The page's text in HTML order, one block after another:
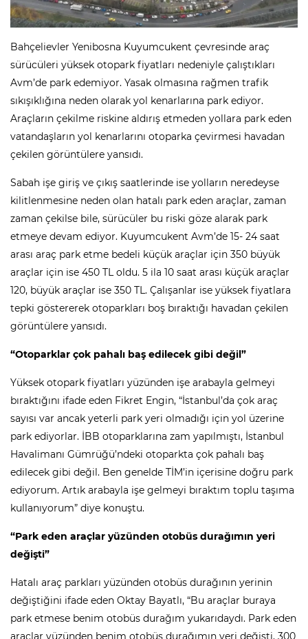
Bahçelievler Yenibosna Kuyumcukent çevresinde araç
sürücüleri yüksek otopark fiyatları nedeniyle çalıştıkları
Avm’de park edemiyor. Yasak olmasına rağmen trafik
sıkışıklığına neden olarak yol kenarlarına park ediyor.
Araçların çekilme riskine aldırış etmeden yollara park eden
vatandaşların yol kenarlarını otoparka çevirmesi havadan
çekilen görüntülere yansıdı.
Sabah işe giriş ve çıkış saatlerinde ise yolların neredeyse
kilitlenmesine neden olan hatalı park eden araçlar, zaman
zaman çekilse bile, sürücüler bu riski göze alarak park
etmeye devam ediyor. Kuyumcukent Avm’de 15- 24 saat
arası araç park etme bedeli küçük araçlar için 350 büyük
araçlar için ise 450 TL oldu. 5 ila 10 saat arası küçük araçlar
120, büyük araçlar ise 350 TL. Çalışanlar ise yüksek fiyatlara
tepki göstererek otoparkları boş bıraktığı havadan çekilen
görüntülere yansıdı.
“Otoparklar çok pahalı baş edilecek gibi değil”
Yüksek otopark fiyatları yüzünden işe arabayla gelmeyi
bıraktığını ifade eden Fikret Engin, “İstanbul’da çok araç
sayısı var ancak yeterli park yeri olmadığı için yol üzerine
park ediyorlar. İBB otoparklarına zam yapılmıştı, İstanbul
Havalimanı Gümrüğü’ndeki otoparkta çok pahalı baş
edilecek gibi değil. Ben genelde TİM’in içerisine doğru park
ediyorum. Artık arabayla işe gelmeyi bıraktım toplu taşıma
kullanıyorum” diye konuştu.
“Park eden araçlar yüzünden otobüs durağımın yeri
değişti”
Hatalı araç parkları yüzünden otobüs durağının yerinin
değiştiğini ifade eden Oktay Bayatlı, “Bu araçlar buraya
park etmese benim otobüs durağım yukarıdaydı. Park eden
araçlar yüzünden benim otobüs durağımın yeri değişti, 300